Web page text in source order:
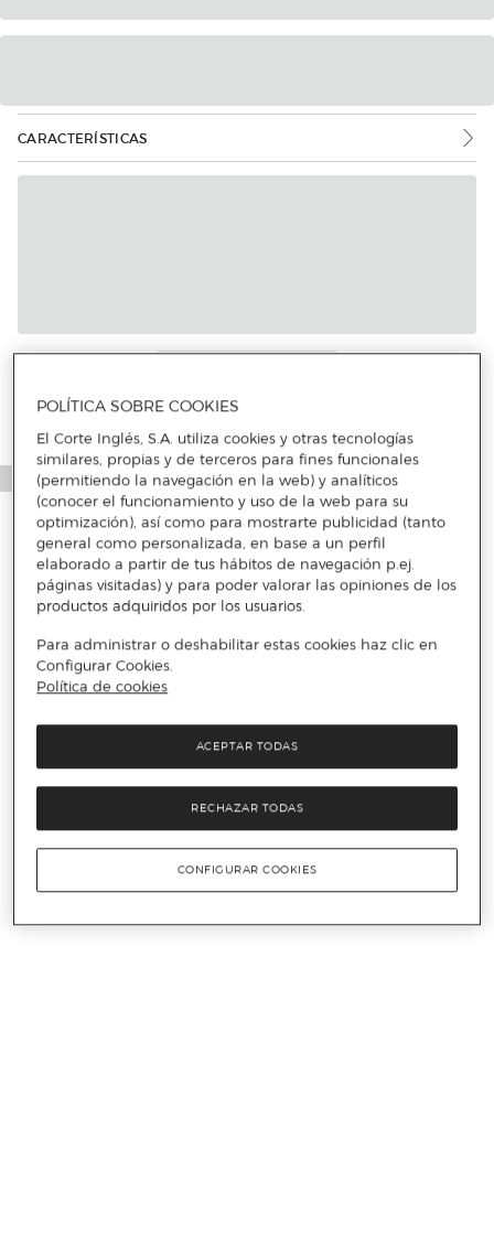
CARACTERÍSTICAS
POLÍTICA SOBRE COOKIES
El Corte Inglés, S.A. utiliza cookies y otras tecnologías
similares, propias y de terceros para fines funcionales
(permitiendo la navegación en la web) y analíticos
(conocer el funcionamiento y uso de la web para su
optimización), así como para mostrarte publicidad (tanto
general como personalizada, en base a un perfil
elaborado a partir de tus hábitos de navegación p.ej.
páginas visitadas) y para poder valorar las opiniones de los
productos adquiridos por los usuarios.
Para administrar o deshabilitar estas cookies haz clic en
Configurar Cookies.
Política de cookies
RECHAZAR TODAS
ACEPTAR TODAS
CONFIGURAR COOKIES